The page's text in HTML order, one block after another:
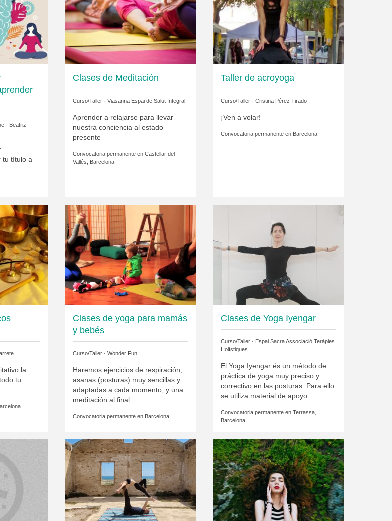
· Beatriz
tu título a
Clases de Meditación
Curso/Taller · Viasanna Espai de Salut Integral
Aprender a relajarse para llevar
nuestra conciencia al estado
presente
Convocatoria permanente en Castellar del
Vallés, Barcelona
Taller de acroyoga
Curso/Taller · Cristina Pérez Tirado
¡Ven a volar!
Convocatoria permanente en Barcelona
la
tu
Clases de yoga para mamás
y bebés
Curso/Taller · Wonder Fun
Haremos ejercicios de respiración,
asanas (posturas) muy sencillas y
adaptadas a cada momento, y una
meditación al final.
Convocatoria permanente en Barcelona
Clases de Yoga Iyengar
Curso/Taller · Espai Sacra Associació Teràpies
Holístiques
El Yoga Iyengar és un método de
práctica de yoga muy preciso y
correctivo en las posturas. Para ello
se utiliza material de apoyo.
Convocatoria permanente en Terrassa,
Barcelona